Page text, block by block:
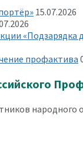
15.07.2026
«Подзарядка
профактива